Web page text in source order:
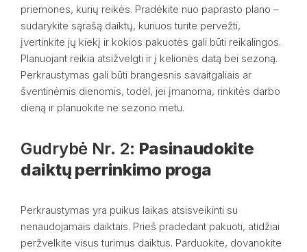
priemones, kurių reikės. Pradėkite nuo paprasto plano –
sudarykite sąrašą daiktų, kuriuos turite pervežti,
įvertinkite jų kiekį ir kokios pakuotės gali būti reikalingos.
Planuojant reikia atsižvelgti ir į kelionės datą bei sezoną.
Perkraustymas gali būti brangesnis savaitgaliais ar
šventinėmis dienomis, todėl, jei įmanoma, rinkitės darbo
dieną ir planuokite ne sezono metu.
Gudrybė Nr. 2: Pasinaudokite
daiktų perrinkimo proga
Perkraustymas yra puikus laikas atsisveikinti su
nenaudojamais daiktais. Prieš pradedant pakuoti, atidžiai
peržvelkite visus turimus daiktus. Parduokite, dovanokite